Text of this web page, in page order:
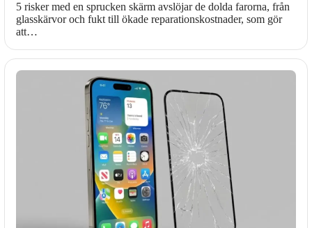
5 risker med en sprucken skärm avslöjar de dolda farorna, från
glasskärvor och fukt till ökade reparationskostnader, som gör
att…